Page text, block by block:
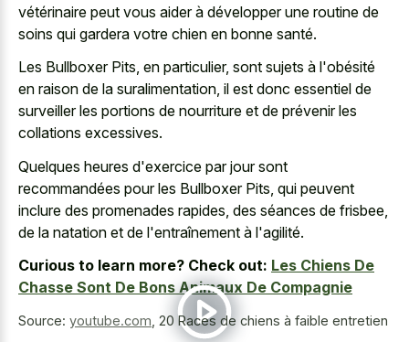
vétérinaire peut vous aider à développer une routine de
soins qui gardera votre chien en bonne santé.
Les Bullboxer Pits, en particulier, sont sujets à l'obésité
en raison de la suralimentation, il est donc essentiel de
surveiller les portions de nourriture et de prévenir les
collations excessives.
Quelques heures d'exercice par jour sont
recommandées pour les Bullboxer Pits, qui peuvent
inclure des promenades rapides, des séances de frisbee,
de la natation et de l'entraînement à l'agilité.
Curious to learn more? Check out: Les Chiens De
Chasse Sont De Bons Animaux De Compagnie
Source: youtube.com 20 Races de chiens à faible entretien